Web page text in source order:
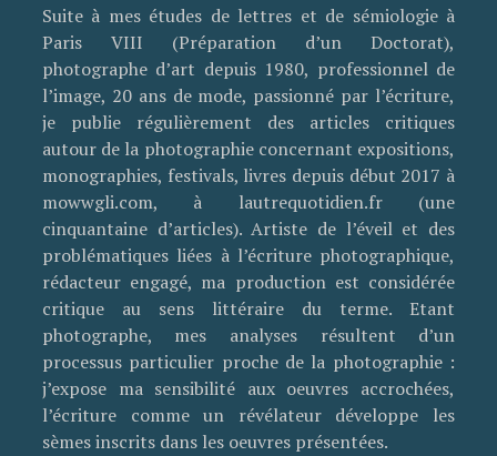
Suite à mes études de lettres et de sémiologie à
Paris VIII (Préparation d’un Doctorat),
photographe d’art depuis 1980, professionnel de
l’image, 20 ans de mode, passionné par l’écriture,
je publie régulièrement des articles critiques
autour de la photographie concernant expositions,
monographies, festivals, livres depuis début 2017 à
mowwgli.com, à lautrequotidien.fr (une
cinquantaine d’articles). Artiste de l’éveil et des
problématiques liées à l’écriture photographique,
rédacteur engagé, ma production est considérée
critique au sens littéraire du terme. Etant
photographe, mes analyses résultent d’un
processus particulier proche de la photographie :
j’expose ma sensibilité aux oeuvres accrochées,
l’écriture comme un révélateur développe les
sèmes inscrits dans les oeuvres présentées.